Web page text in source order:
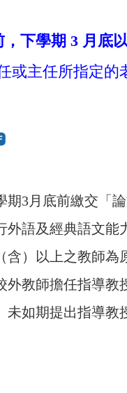
下學期 3 月底
或主任所指定的
3月底前繳交「
語及經典語文能
）以上之教師為
教師擔任指導教
如期提出指導教